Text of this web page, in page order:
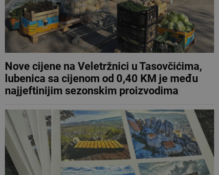
Nove cijene na Veletržnici u Tasovčićima,
lubenica sa cijenom od 0,40 KM je među
najjeftinijim sezonskim proizvodima